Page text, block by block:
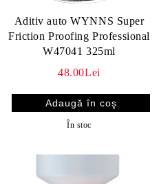
Aditiv auto WYNNS Super
Friction Proofing Professional
W47041 325ml
48.00Lei
În stoc